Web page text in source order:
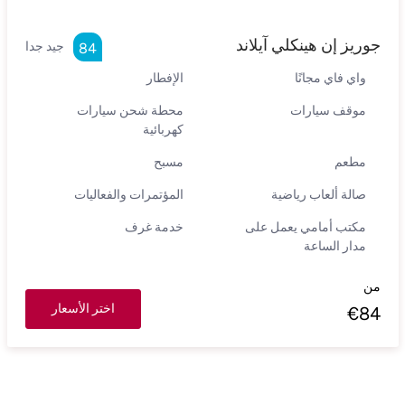
جوريز إن هينكلي آيلاند جيد جدا 84
واي فاي مجانًا الإفطار
موقف سيارات
محطة شحن سيارات
كهربائية
مطعم مسبح
صالة ألعاب رياضية المؤتمرات والفعاليات
مكتب أمامي يعمل على
مدار الساعة
خدمة غرف
من
€84 اختر الأسعار